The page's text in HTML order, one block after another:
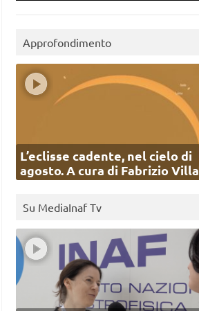
Approfondimento
L’eclisse cadente, nel cielo di
agosto. A cura di Fabrizio Villa
Su MediaInaf Tv